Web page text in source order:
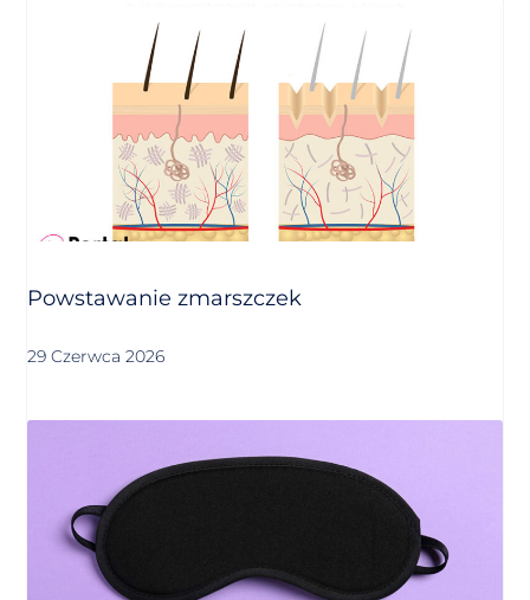
Powstawanie zmarszczek
29 Czerwca 2026